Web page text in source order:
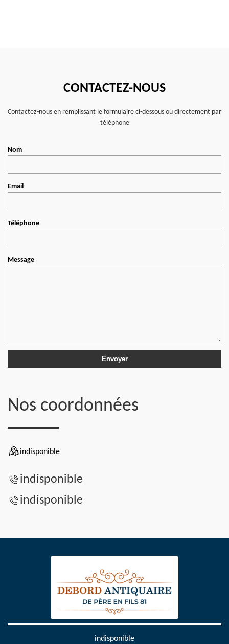
CONTACTEZ-NOUS
Contactez-nous en remplissant le formulaire ci-dessous ou directement par
téléphone
Nom
Email
Téléphone
Message
Nos coordonnées
indisponible
indisponible
indisponible
indisponible